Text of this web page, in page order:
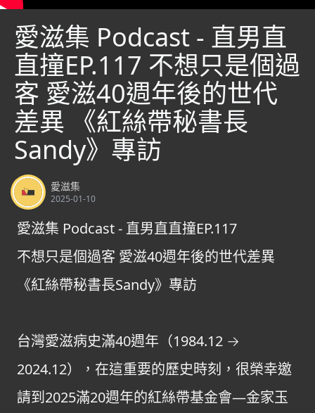
愛滋集 Podcast - 直男直
直撞EP.117 不想只是個過
客 愛滋40週年後的世代
差異 《紅絲帶秘書長
Sandy》專訪
愛滋集
2025-01-10
愛滋集 Podcast - 直男直直撞EP.117
不想只是個過客 愛滋40週年後的世代差異
《紅絲帶秘書長Sandy》專訪
台灣愛滋病史滿40週年（1984.12 →
2024.12），在這重要的歷史時刻，很榮幸邀
請到2025滿20週年的紅絲帶基金會—金家玉